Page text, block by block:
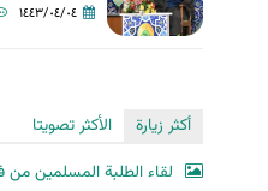
١٤٤٣/٠٤/٠٤
أكثر زيارة
الأكثر تصويتا
لقاء الطلبة المسلمين من